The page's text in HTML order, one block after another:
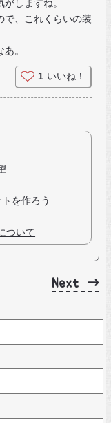
しますね。
で、これくらいの装
。
1 いいね！
を作ろう
ついて
Next →